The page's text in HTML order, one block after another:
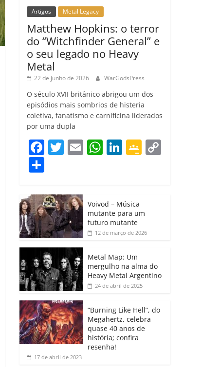
Artigos Metal Legacy
Matthew Hopkins: o terror
do “Witchfinder General” e
o seu legado no Heavy
Metal
22 de junho de 2026 WarGodsPress
O século XVII britânico abrigou um dos
episódios mais sombrios de histeria
coletiva, fanatismo e carnificina liderados
por uma dupla
F
e
b
o
o
k
T
er
E W
A
p
p
Li
dI
n
G
e
a
ro
o
m
m
p
ar
til
h
ar
Voivod – Música
mutante para um
futuro mutante
12 de março de 2026
Metal Map: Um
mergulho na alma do
Heavy Metal Argentino
24 de abril de 2025
“Burning Like Hell”, do
Megahertz, celebra
quase 40 anos de
história; confira
resenha!
17 de abril de 2023